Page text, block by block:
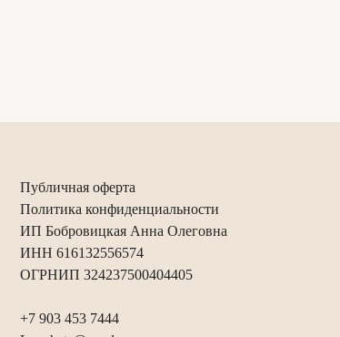
Публичная оферта
Политика конфиденциальности
ИП Бобровицкая Анна Олеговна
ИНН 616132556574
ОГРНИП 324237500404405
+7 903 453 7444